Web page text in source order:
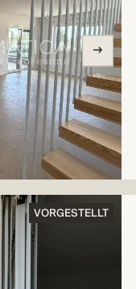
VORGESTELLT